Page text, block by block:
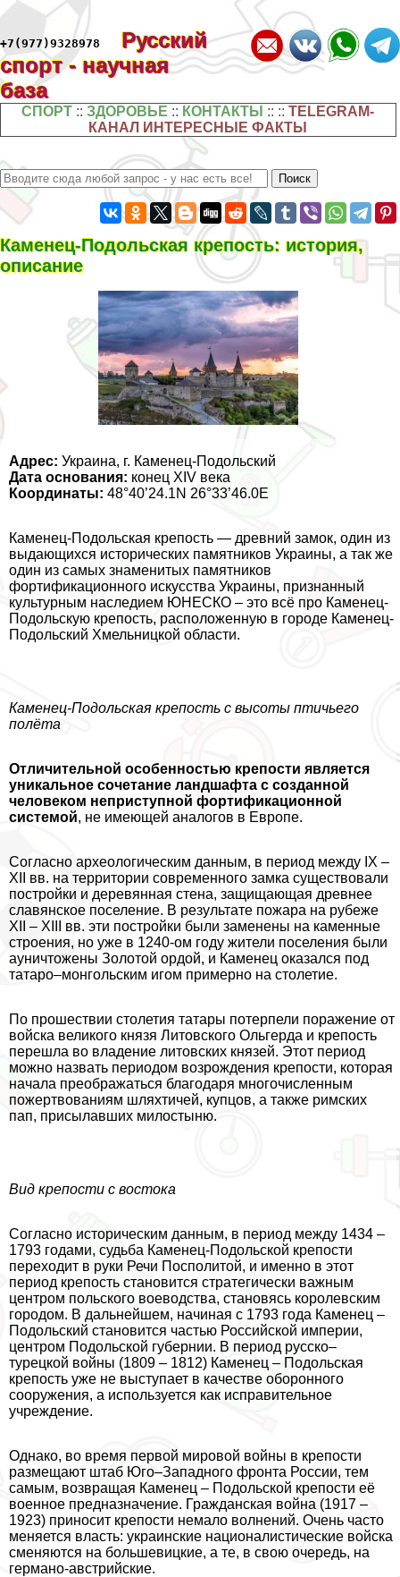
+7(977)9328978
Русский
спорт - научная
база
СПОРТ ::ЗДОРОВЬЕ :: КОНТАКТЫ :: ::TELEGRAM-
КАНАЛ ИНТЕРЕСНЫЕ ФАКТЫ
Каменец-Подольская крепость: история,
описание
Адрес: Украина, г. Каменец-Подольский
Дата основания: конец XIV века
Координаты: 48°40’24.1N 26°33’46.0E
Каменец-Подольская крепость — древний замок, один из
выдающихся исторических памятников Украины, а так же
один из самых знаменитых памятников
фортификационного искусства Украины, признанный
культурным наследием ЮНЕСКО – это всё про Каменец-
Подольскую крепость, расположенную в городе Каменец-
Подольский Хмельницкой области.
Каменец-Подольская крепость с высоты птичьего
полёта
Отличительной особенностью крепости является
уникальное сочетание ландшафта с созданной
человеком неприступной фортификационной
системой, не имеющей аналогов в Европе.
Согласно археологическим данным, в период между IX –
XII вв. на территории современного замка существовали
постройки и деревянная стена, защищающая древнее
славянское поселение. В результате пожара на рубеже
XII – XIII вв. эти постройки были заменены на каменные
строения, но уже в 1240-ом году жители поселения были
aуничтожены Золотой ордой, и Каменец оказался под
татаро–монгольским игом примерно на столетие.
По прошествии столетия татары потерпели поражение от
войска великого князя Литовского Ольгерда и крепость
перешла во владение литовских князей. Этот период
можно назвать периодом возрождения крепости, которая
начала преображаться благодаря многочисленным
пожертвованиям шляхтичей, купцов, а также римских
пап, присылавших милостыню.
Вид крепости с востока
Согласно историческим данным, в период между 1434 –
1793 годами, судьба Каменец-Подольской крепости
переходит в руки Речи Посполитой, и именно в этот
период крепость становится стратегически важным
центром польского воеводства, становясь королевским
городом. В дальнейшем, начиная с 1793 года Каменец –
Подольский становится частью Российской империи,
центром Подольской губернии. В период русско–
турецкой войны (1809 – 1812) Каменец – Подольская
крепость уже не выступает в качестве оборонного
сооружения, а используется как исправительное
учреждение.
Однако, во время первой мировой войны в крепости
размещают штаб Юго–Западного фронта России, тем
самым, возвращая Каменец – Подольской крепости её
военное предназначение. Гражданская война (1917 –
1923) приносит крепости немало волнений. Очень часто
меняется власть: украинские националистические войска
сменяются на большевицкие, а те, в свою очередь, на
германо-австрийские.